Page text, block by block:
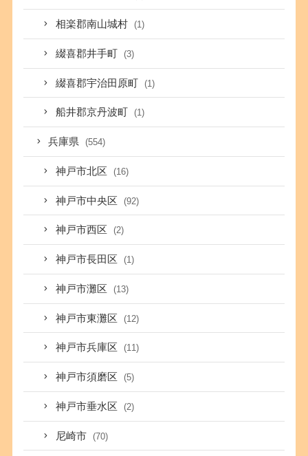
相楽郡南山城村 (1)
綴喜郡井手町 (3)
綴喜郡宇治田原町 (1)
船井郡京丹波町 (1)
兵庫県 (554)
神戸市北区 (16)
神戸市中央区 (92)
神戸市西区 (2)
神戸市長田区 (1)
神戸市灘区 (13)
神戸市東灘区 (12)
神戸市兵庫区 (11)
神戸市須磨区 (5)
神戸市垂水区 (2)
尼崎市 (70)